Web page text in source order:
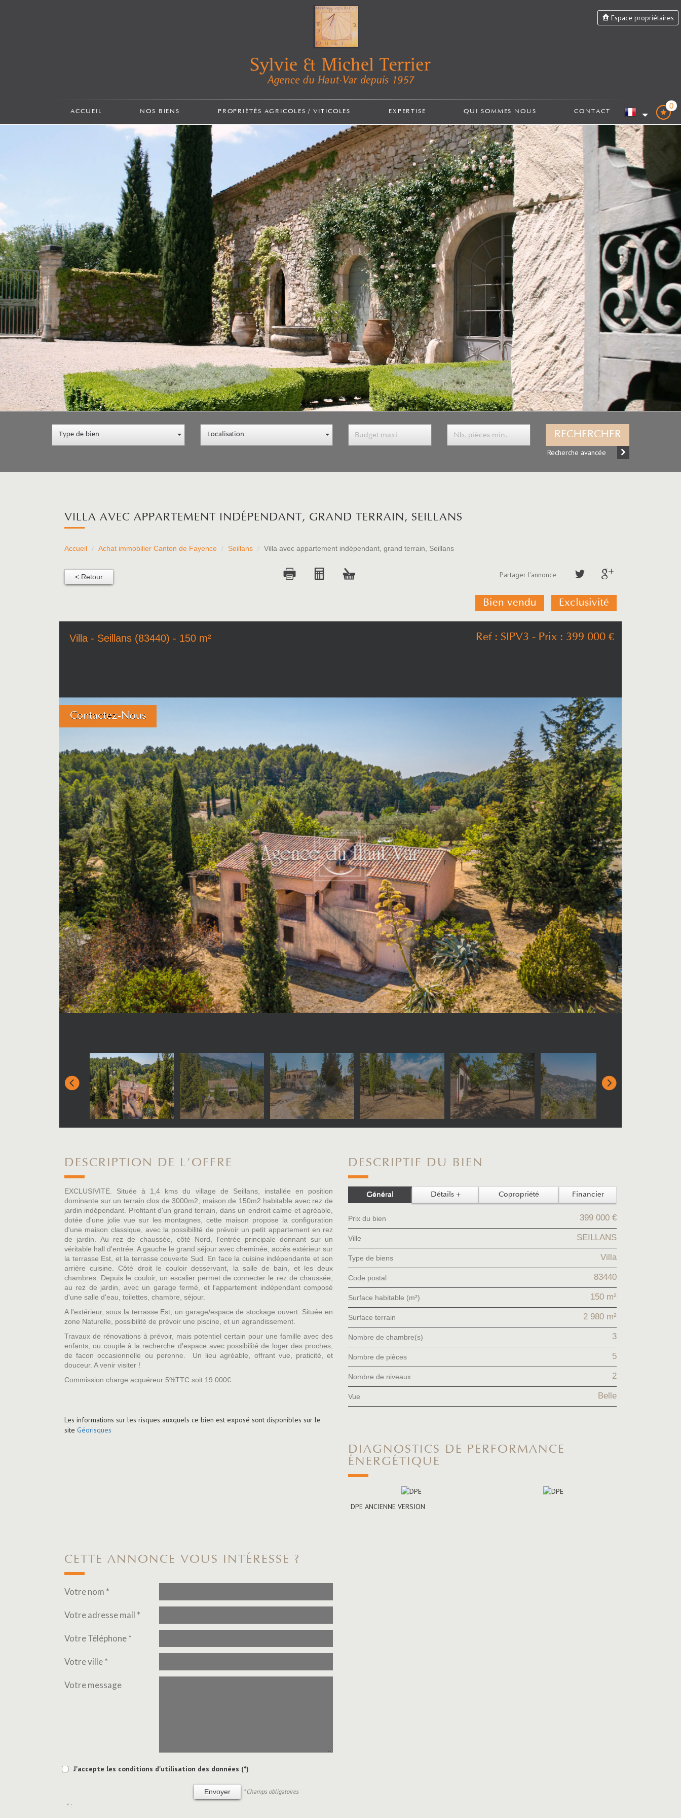
Espace propriétaires
0
ACCUEIL NOS BIENS PROPRIÉTÉS AGRICOLES / VITICOLES EXPERTISE QUI SOMMES NOUS CONTACT
Type de bien Localisation RECHERCHER
Recherche avancée
VILLA AVEC APPARTEMENT INDÉPENDANT, GRAND TERRAIN, SEILLANS
Accueil Achat immobilier Canton de Fayence Seillans Villa avec appartement indépendant, grand terrain, Seillans
< Retour Partager l'annonce
Bien vendu Exclusivité
Villa - Seillans (83440) - 150 m²
Contactez-Nous
Ref : SIPV3 - Prix : 399 000 €
DESCRIPTION DE L'OFFRE
EXCLUSIVITE. Située à 1,4 kms du village de Seillans, installée en position
dominante sur un terrain clos de 3000m2, maison de 150m2 habitable avec rez de
jardin indépendant. Profitant d'un grand terrain, dans un endroit calme et agréable,
dotée d'une jolie vue sur les montagnes, cette maison propose la configuration
d'une maison classique, avec la possibilité de prévoir un petit appartement en rez
de jardin. Au rez de chaussée, côté Nord, l'entrée principale donnant sur un
véritable hall d'entrée. A gauche le grand séjour avec cheminée, accès extérieur sur
la terrasse Est, et la terrasse couverte Sud. En face la cuisine indépendante et son
arrière cuisine. Côté droit le couloir desservant, la salle de bain, et les deux
chambres. Depuis le couloir, un escalier permet de connecter le rez de chaussée,
au rez de jardin, avec un garage fermé, et l'appartement indépendant composé
d'une salle d'eau, toilettes, chambre, séjour.
A l'extérieur, sous la terrasse Est, un garage/espace de stockage ouvert. Située en
zone Naturelle, possibilité de prévoir une piscine, et un agrandissement.
Travaux de rénovations à prévoir, mais potentiel certain pour une famille avec des
enfants, ou couple à la recherche d'espace avec possibilité de loger des proches,
de facon occasionnelle ou perenne. Un lieu agréable, offrant vue, praticité, et
douceur. A venir visiter !
Commission charge acquéreur 5%TTC soit 19 000€.
Les informations sur les risques auxquels ce bien est exposé sont disponibles sur le
site Géorisques
DESCRIPTIF DU BIEN
Général Détails + Copropriété Financier
Prix du bien 399 000 €
Ville SEILLANS
Type de biens Villa
Code postal 83440
Surface habitable (m²) 150 m²
surface terrain 2 980 m²
Nombre de chambre(s) 3
Nombre de pièces 5
Nombre de niveaux 2
Vue Belle
DIAGNOSTICS DE PERFORMANCE
ÉNERGÉTIQUE
DPE ANCIENNE VERSION
CETTE ANNONCE VOUS INTÉRESSE ?
Votre nom *
Votre adresse mail *
Votre Téléphone *
Votre ville *
Votre message
J'accepte les conditions d'utilisation des données (*)
Envoyer * Champs obligatoires
* :